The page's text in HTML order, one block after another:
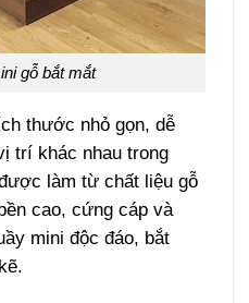
gỗ bắt mắt
thước nhỏ gọn, dễ
trí khác nhau trong
làm từ chất liệu gỗ
cao, cứng cáp và
mini độc đáo, bắt